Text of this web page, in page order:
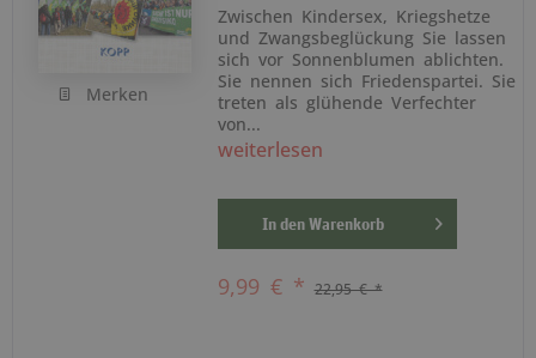
Merken
Zwischen Kindersex, Kriegshetze
und Zwangsbeglückung Sie lassen
sich vor Sonnenblumen ablichten.
Sie nennen sich Friedenspartei. Sie
treten als glühende Verfechter
von...
weiterlesen
In den Warenkorb
9,99 € * 22,95 € *